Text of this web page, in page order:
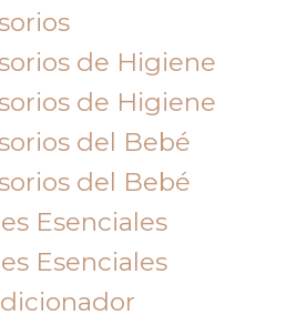
de Higiene
de Higiene
del Bebé
del Bebé
Esenciales
Esenciales